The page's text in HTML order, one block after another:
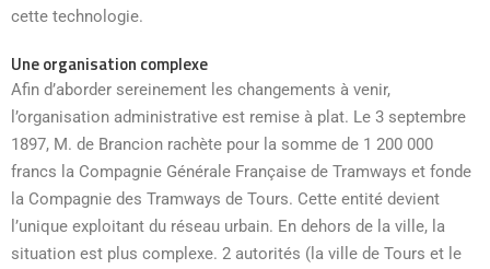
cette technologie.
Une organisation complexe
Afin d’aborder sereinement les changements à venir,
l’organisation administrative est remise à plat. Le 3 septembre
1897, M. de Brancion rachète pour la somme de 1 200 000
francs la Compagnie Générale Française de Tramways et fonde
la Compagnie des Tramways de Tours. Cette entité devient
l’unique exploitant du réseau urbain. En dehors de la ville, la
situation est plus complexe. 2 autorités (la ville de Tours et le